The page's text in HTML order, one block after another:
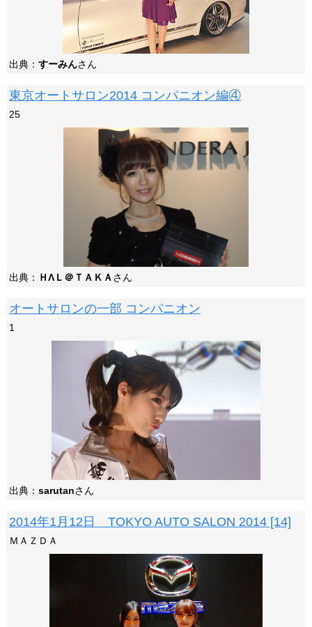
出典： すーみんさん
東京オートサロン2014 コンパニオン編④
25
出典： ＨΛＬ＠ＴＡＫＡ さん
オートサロンの一部 コンパニオン
1
出典： sarutanさん
2014年1月12日 TOKYO AUTO SALON 2014 [14]
ＭＡＺＤＡ